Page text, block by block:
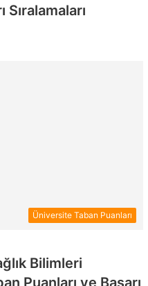
Sıralamaları
Üniversite Taban Puanları
Bilimleri
Puanları ve Başarı